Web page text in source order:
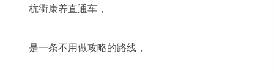
杭衢康养直通车，
是一条不用做攻略的路线，